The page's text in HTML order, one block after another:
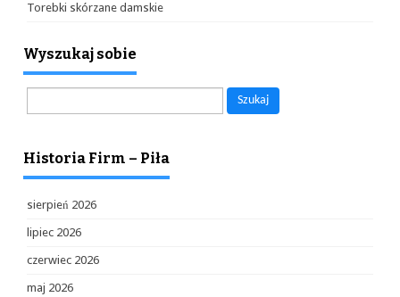
Torebki skórzane damskie
Wyszukaj sobie
Historia Firm – Piła
sierpień 2026
lipiec 2026
czerwiec 2026
maj 2026